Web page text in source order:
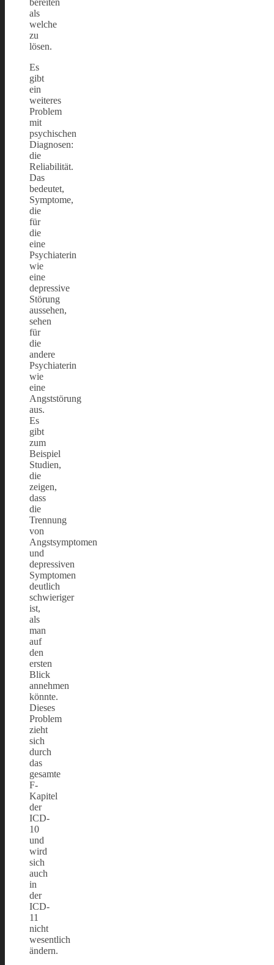
als
welche
zu
lösen.
Es
gibt
ein
weiteres
Problem
mit
psychischen
Diagnosen:
die
Reliabilität.
Das
bedeutet,
Symptome,
die
für
die
eine
Psychiaterin
wie
eine
depressive
Störung
aussehen,
sehen
für
die
andere
Psychiaterin
wie
eine
Angststörung
aus.
Es
gibt
zum
Beispiel
Studien,
die
zeigen,
dass
die
Trennung
von
Angstsymptomen
und
depressiven
Symptomen
deutlich
schwieriger
ist,
als
man
auf
den
ersten
Blick
annehmen
könnte.
Dieses
Problem
zieht
sich
durch
das
gesamte
F-
Kapitel
der
ICD-
10
und
wird
sich
auch
in
der
ICD-
11
nicht
wesentlich
ändern.